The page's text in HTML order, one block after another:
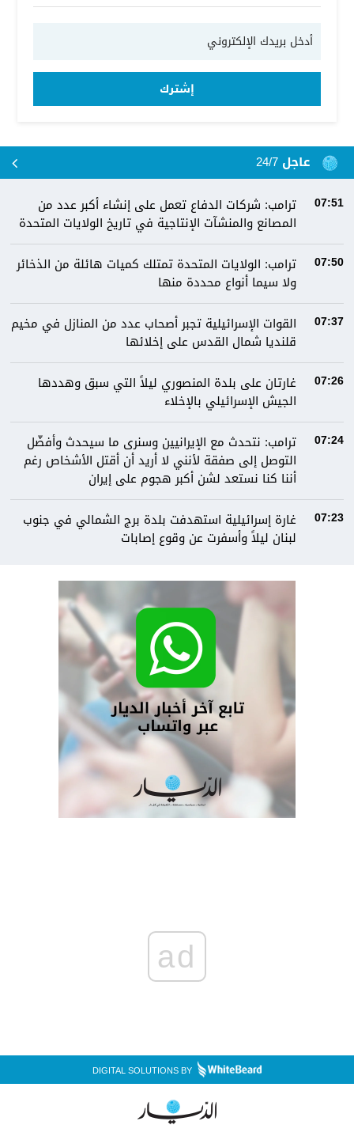
إشترك
عاجل 24/7
07:51
ترامب: شركات الدفاع تعمل على إنشاء أكبر عدد من
المصانع والمنشآت الإنتاجية في تاريخ الولايات المتحدة
07:50
ترامب: الولايات المتحدة تمتلك كميات هائلة من الذخائر
ولا سيما أنواع محددة منها
07:37
القوات الإسرائيلية تجبر أصحاب عدد من المنازل في مخيم
قلنديا شمال القدس على إخلائها
07:26
غارتان على بلدة المنصوري ليلاً التي سبق وهددها
الجيش الإسرائيلي بالإخلاء
07:24
ترامب: نتحدث مع الإيرانيين وسنرى ما سيحدث وأفضّل
التوصل إلى صفقة لأنني لا أريد أن أقتل الأشخاص رغم
أننا كنا نستعد لشن أكبر هجوم على إيران
07:23
غارة إسرائيلية استهدفت بلدة برج الشمالي في جنوب
لبنان ليلاً وأسفرت عن وقوع إصابات
ad
DIGITAL SOLUTIONS BY